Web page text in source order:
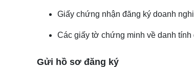
Giấy chứng nhận đăng ký doanh
Các giấy tờ chứng minh về danh
Gửi hồ sơ đăng ký